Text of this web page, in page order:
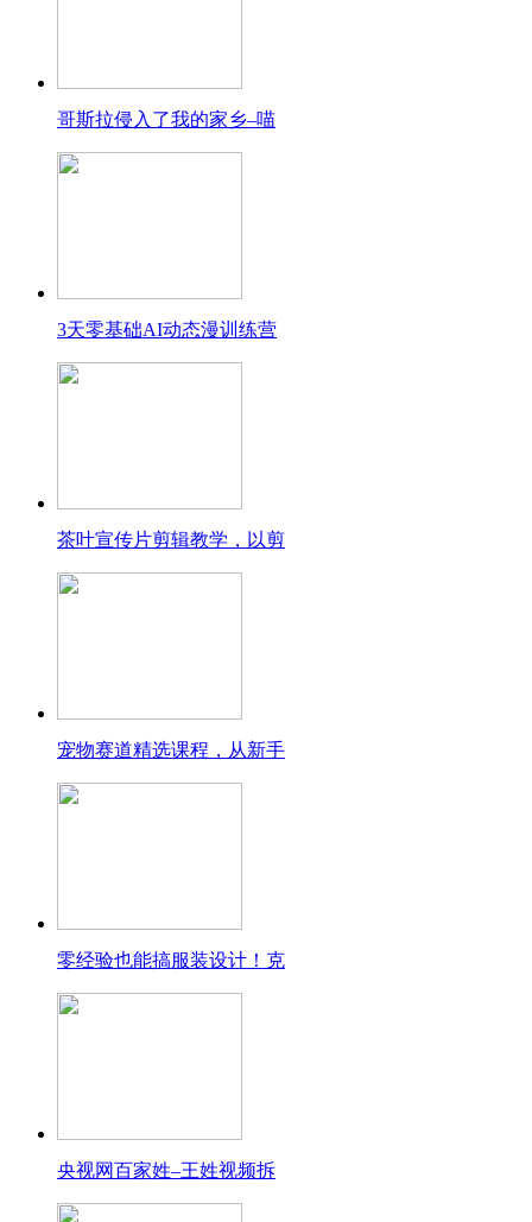
哥斯拉侵入了我的家乡–喵
3天零基础AI动态漫训练营
茶叶宣传片剪辑教学，以剪
宠物赛道精选课程，从新手
零经验也能搞服装设计！克
央视网百家姓–王姓视频拆